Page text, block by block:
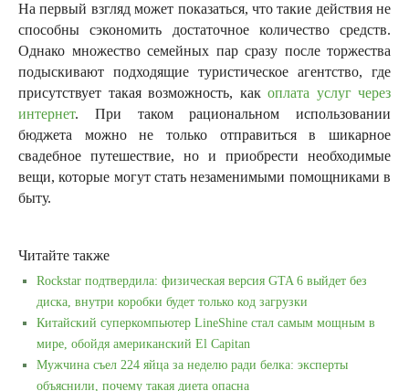
На первый взгляд может показаться, что такие действия не
способны сэкономить достаточное количество средств.
Однако множество семейных пар сразу после торжества
подыскивают подходящие туристическое агентство, где
присутствует такая возможность, как оплата услуг через
интернет. При таком рациональном использовании
бюджета можно не только отправиться в шикарное
свадебное путешествие, но и приобрести необходимые
вещи, которые могут стать незаменимыми помощниками в
быту.
Читайте также
Rockstar подтвердила: физическая версия GTA 6 выйдет без
диска, внутри коробки будет только код загрузки
Китайский суперкомпьютер LineShine стал самым мощным в
мире, обойдя американский El Capitan
Мужчина съел 224 яйца за неделю ради белка: эксперты
объяснили, почему такая диета опасна